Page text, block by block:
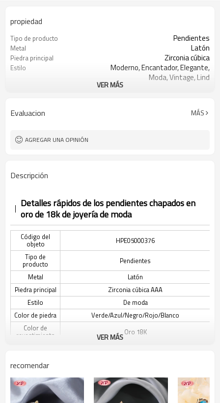
propiedad
Tipo de producto Pendientes
Metal Latón
Piedra principal Zirconia cúbica
Estilo
Moderno, Encantador, Elegante,
Moda, Vintage, Lind
Verde/Azul/Negro/Rojo/Blanco
3-7 días
VER MÁS
Evaluacion MÁS
AGREGAR UNA OPINIÓN
Descripción
Detalles rápidos de los pendientes chapados en
oro de 18k de joyería de moda
Código del
objeto
HPE05000376
Tipo de
producto
Pendientes
Metal
Latón
Piedra principal
Zirconia cúbica AAA
Estilo
De moda
Color de piedra
Verde/Azul/Negro/Rojo/Blanco
Color de
revestimiento
Oro 18K
Descripción de los pendientes de joyería de moda
chapados en oro de 18k
VER MÁS
recomendar